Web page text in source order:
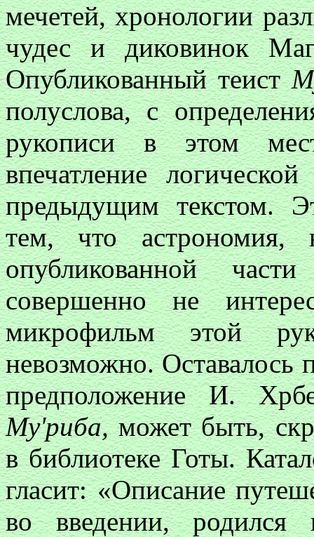
мечетей, хронологии
чудес и диковинок
Опубликованный теист
полуслова, с
рукописи в этом
впечатление
предыдущим текстом.
тем, что астрономия,
опубликованной
совершенно не
микрофильм этой
невозможно. Оставалось
предположение И.
My'риба,может быть,
в библиотеке Готы.
гласит: «Описание
во введении, родился